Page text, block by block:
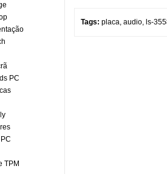
PC
TPM
Tags: placa, audio, ls-